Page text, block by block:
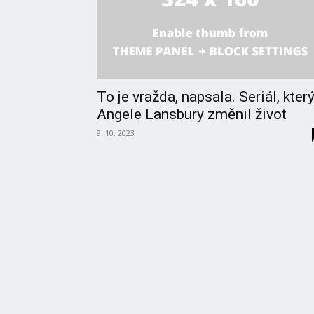
To je vražda, napsala. Seriál, který
Angele Lansbury změnil život
9. 10. 2023